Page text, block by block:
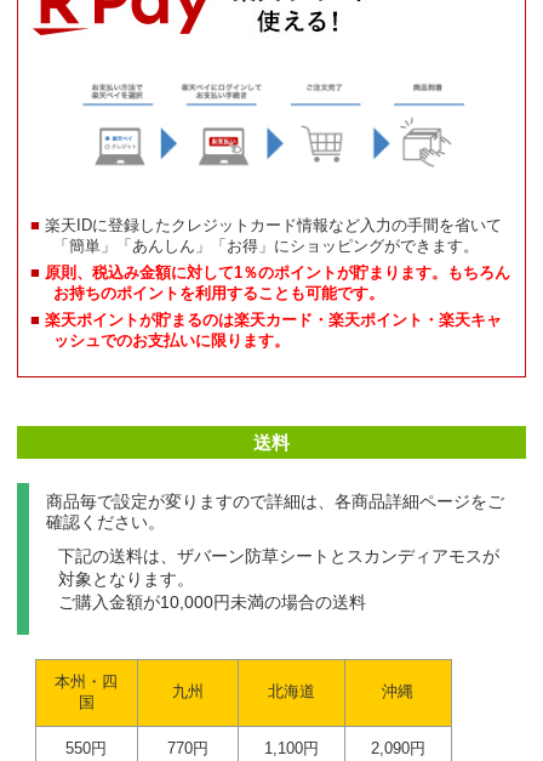
楽天IDに登録したクレジットカード情報など入力の手間を省いて
「簡単」「あんしん」「お得」にショッピングができます。
原則、税込み金額に対して1％のポイントが貯まります。もちろん
お持ちのポイントを利用することも可能です。
楽天ポイントが貯まるのは楽天カード・楽天ポイント・楽天キャ
ッシュでのお支払いに限ります。
送料
商品毎で設定が変りますので詳細は、各商品詳細ページをご
確認ください。
下記の送料は、ザバーン防草シートとスカンディアモスが
対象となります。
ご購入金額が10,000円未満の場合の送料
本州・四
国
九州 北海道 沖縄
550円 770円 1,100円 2,090円